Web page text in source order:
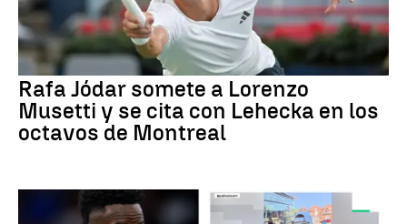
Rafa Jódar somete a Lorenzo
Musetti y se cita con Lehecka en los
octavos de Montreal